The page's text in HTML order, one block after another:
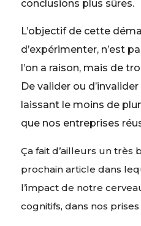
conclusions plus sûres.
L’objectif de cette
d’expérimenter, n’est
l’on a raison, mais de
De valider ou
laissant le moins de
que nos entreprises
Ça fait d’ailleurs un très
prochain article dans
l’impact de notre
cognitifs, dans nos